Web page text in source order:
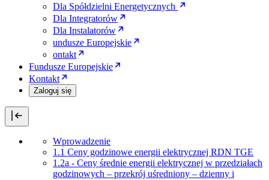
Dla Spółdzielni Energetycznych
Dla Integratorów
Dla Instalatorów
undusze Europejskie
ontakt
Fundusze Europejskie
Kontakt
Zaloguj się
Wprowadzenie
1.1 Ceny godzinowe energii elektrycznej RDN TGE
1.2a - Ceny średnie energii elektrycznej w przedziałach
godzinowych – przekrój uśredniony – dzienny i